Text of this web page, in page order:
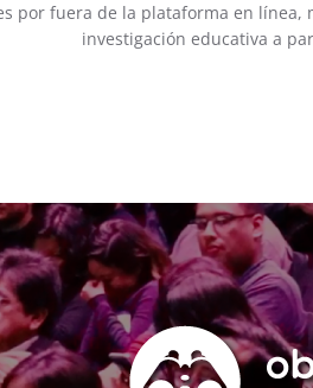
por fuera de la plataforma en
investigación educativa a